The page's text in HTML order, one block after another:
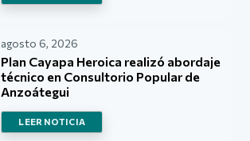
agosto 6, 2026
Plan Cayapa Heroica realizó abordaje
técnico en Consultorio Popular de
Anzoátegui
LEER NOTICIA